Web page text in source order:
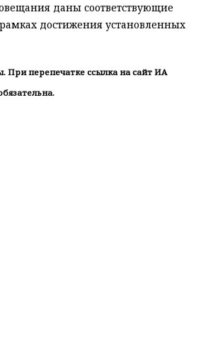
даны соответствующие
достижения установленных
При перепечатке ссылка на сайт ИА